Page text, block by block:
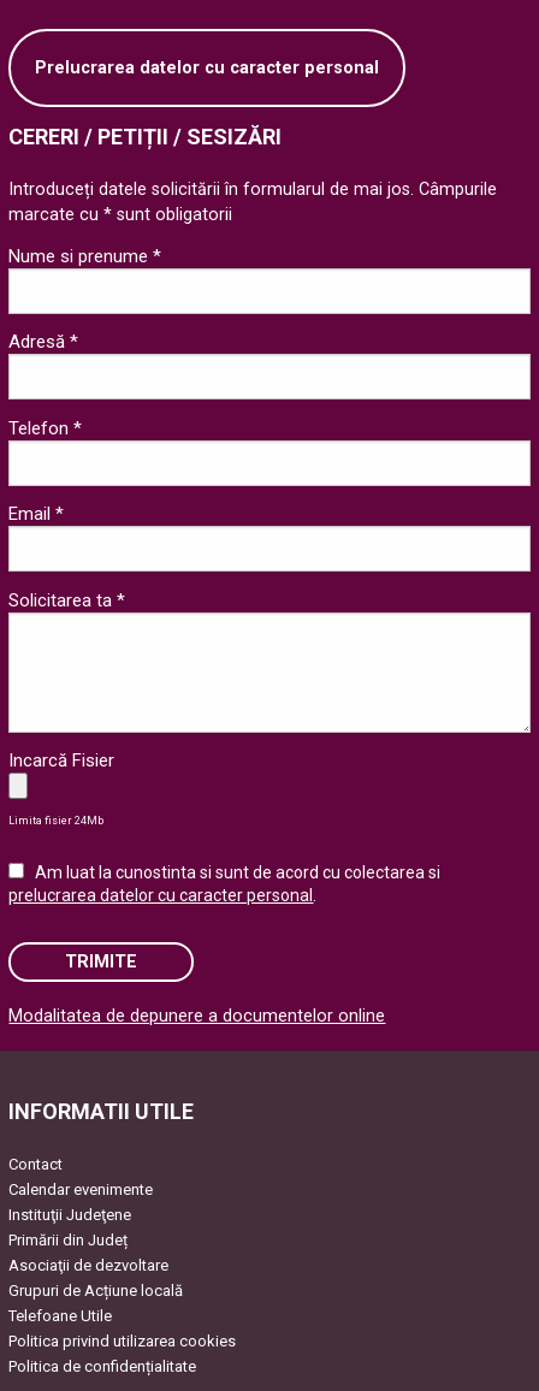
Prelucrarea datelor cu caracter personal
CERERI / PETIȚII / SESIZĂRI
Introduceți datele solicitării în formularul de mai jos. Câmpurile
marcate cu * sunt obligatorii
Nume si prenume *
Adresă *
Telefon *
Email *
Solicitarea ta *
Incarcă Fisier
Limita fisier 24Mb
Am luat la cunostinta si sunt de acord cu colectarea si
prelucrarea datelor cu caracter personal
TRIMITE
Please leave this field empty.
Modalitatea de depunere a documentelor online
INFORMATII UTILE
Contact
Calendar evenimente
Instituţii Judeţene
Primării din Județ
Asociaţii de dezvoltare
Grupuri de Acțiune locală
Telefoane Utile
Politica privind utilizarea cookies
Politica de confidențialitate